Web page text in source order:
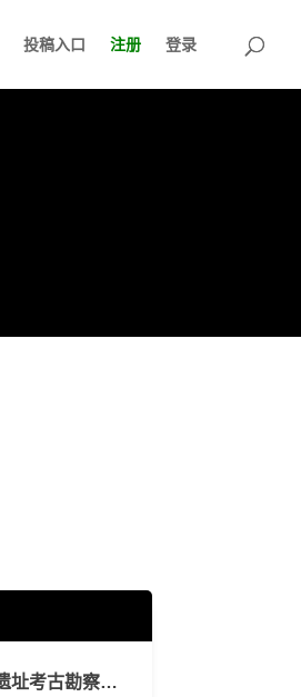
投稿入口 注册 登录
保德县水寨寺遗址考古勘察工作报告